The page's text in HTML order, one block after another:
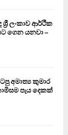
ශ්‍රී ලංකාව ආර්ථික
ගෙන යනවා –
අමාත්‍ය කුමාර
පැය දෙකක්